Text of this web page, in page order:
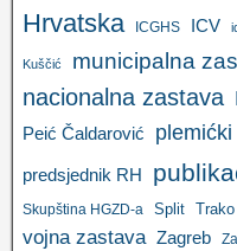
Hrvatska ICGHS ICV
Kuščić municipalna
nacionalna zastava
Peić Čaldarović
predsjednik RH
Skupština HGZD-a Split
vojna zastava Zagreb